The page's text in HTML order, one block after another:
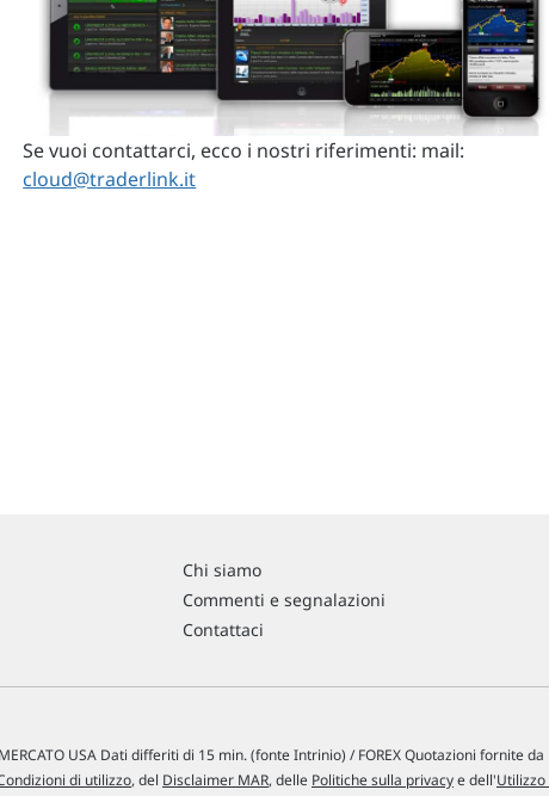
Se vuoi contattarci, ecco i nostri riferimenti: mail:
cloud@traderlink.it
Chi siamo
Commenti e segnalazioni
Contattaci
USA Dati differiti di 15 min. (fonte Intrinio) / FOREX Quotazioni fornite da
di utilizzo, del Disclaimer MAR, delle Politiche sulla privacye dell'